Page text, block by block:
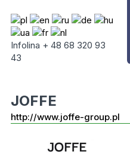
Infolina + 48 68 320 93
43
JOFFE
http://www.joffe-group.pl